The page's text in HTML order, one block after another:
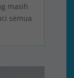
masih
semua